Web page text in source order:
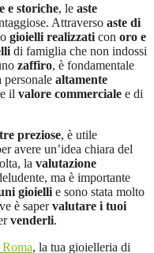
e storiche, le aste
Attraverso aste di
gioielli realizzati con oro e
di famiglia che non indossi
zaffiro, è fondamentale
personale altamente
il valore commerciale e di
preziose, è utile
avere un’idea chiara del
la valutazione
ma è importante
gioielli e sono stata molto
è sapervalutare i tuoi
venderli.
, la tua gioielleria di